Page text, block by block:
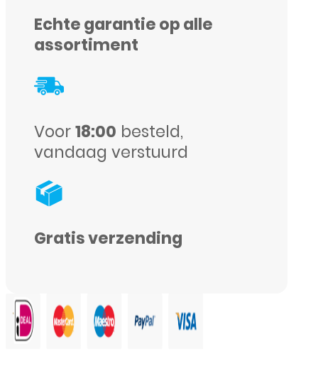
Galaxy
aantal
Echte garantie op alle
assortiment
Voor18:00 besteld,
vandaag verstuurd
Gratis verzending